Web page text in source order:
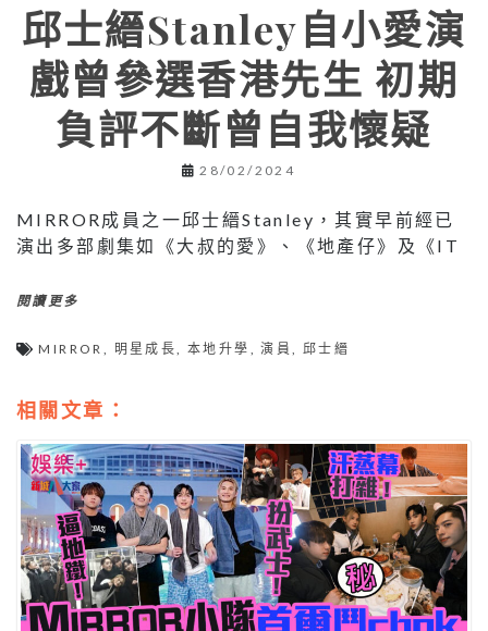
邱士縉Stanley自小愛演
戲曾參選香港先生 初期
負評不斷曾自我懷疑
28/02/2024
MIRROR成員之一邱士縉Stanley，其實早前經已
演出多部劇集如《大叔的愛》、《地產仔》及《IT
閱讀更多
MIRROR 明星成長 ,本地升學 ,演員 邱士縉
相關文章：